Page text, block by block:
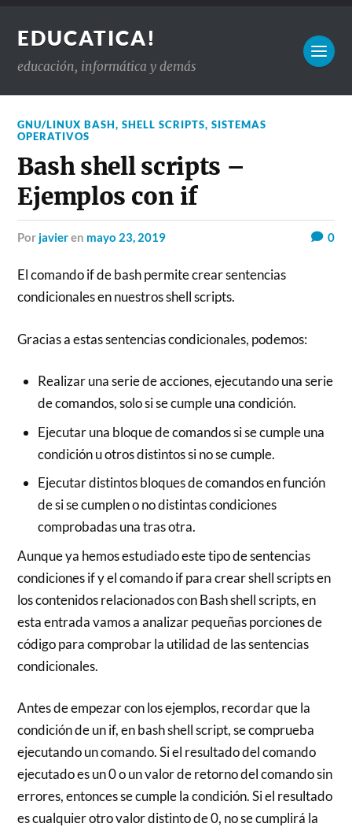
EDUCATICA!
educación, informática y demás
GNU/LINUX BASH,SHELL SCRIPTS,SISTEMAS
OPERATIVOS
Bash shell scripts –
Ejemplos con if
por javieren mayo 23, 2019 0
El comando if de bash permite crear sentencias
condicionales en nuestros shell scripts.
Gracias a estas sentencias condicionales, podemos:
Realizar una serie de acciones, ejecutando una serie
de comandos, solo si se cumple una condición.
Ejecutar una bloque de comandos si se cumple una
condición u otros distintos si no se cumple.
Ejecutar distintos bloques de comandos en función
de si se cumplen o no distintas condiciones
comprobadas una tras otra.
Aunque ya hemos estudiado este tipo de sentencias
condiciones if y el comando if para crear shell scripts en
los contenidos relacionados con Bash shell scripts, en
esta entrada vamos a analizar pequeñas porciones de
código para comprobar la utilidad de las sentencias
condicionales.
Antes de empezar con los ejemplos, recordar que la
condición de un if, en bash shell script, se comprueba
ejecutando un comando. Si el resultado del comando
ejecutado es un 0 o un valor de retorno del comando sin
errores, entonces se cumple la condición. Si el resultado
es cualquier otro valor distinto de 0, no se cumplirá la